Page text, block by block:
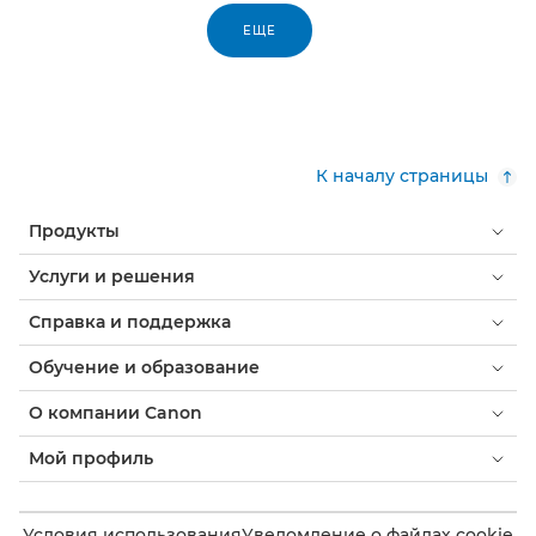
ЕЩЕ
К началу страницы
Продукты
Услуги и решения
Справка и поддержка
Обучение и образование
О компании Canon
Мой профиль